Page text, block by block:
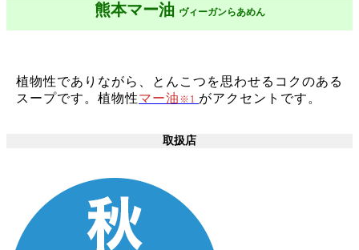
熊本マー油 ヴィーガンらあめん
植物性でありながら、とんこつを思わせるコクのある
スープです。植物性マー油 ※1 がアクセントです。
取扱店